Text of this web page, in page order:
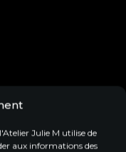
Julie M utilise de
aux informations des